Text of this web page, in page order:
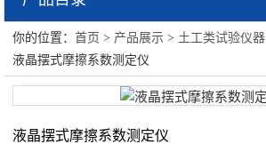
视频展示
资讯中心
联系我们
土工类试验仪器
你的位置：首页 > 产品展示 > 土工类试验仪器
液晶摆式摩擦系数测定仪
液晶摆式摩擦系数测定仪